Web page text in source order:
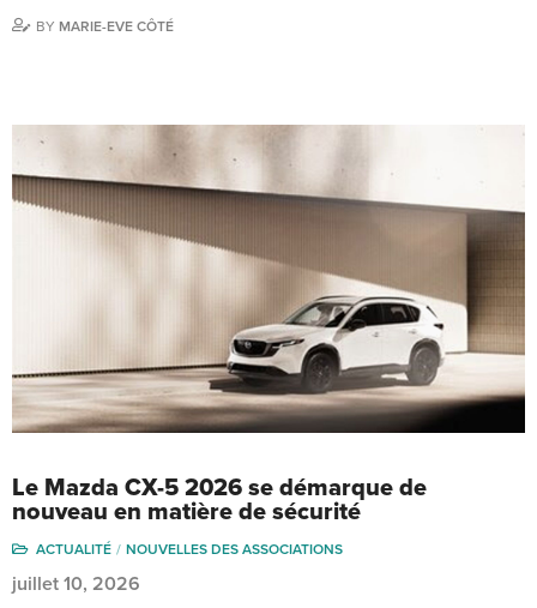
BY MARIE-EVE CÔTÉ
Le Mazda CX-5 2026 se démarque de
nouveau en matière de sécurité
ACTUALITÉ NOUVELLES DES ASSOCIATIONS
juillet 10, 2026